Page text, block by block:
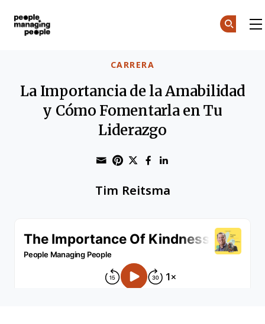
CARRERA
La Importancia de la Amabilidad
y Cómo Fomentarla en Tu
Liderazgo
Share through Email
Print this page
Share on Pinterest
Share on Twitter
Share on
Tim Reitsma